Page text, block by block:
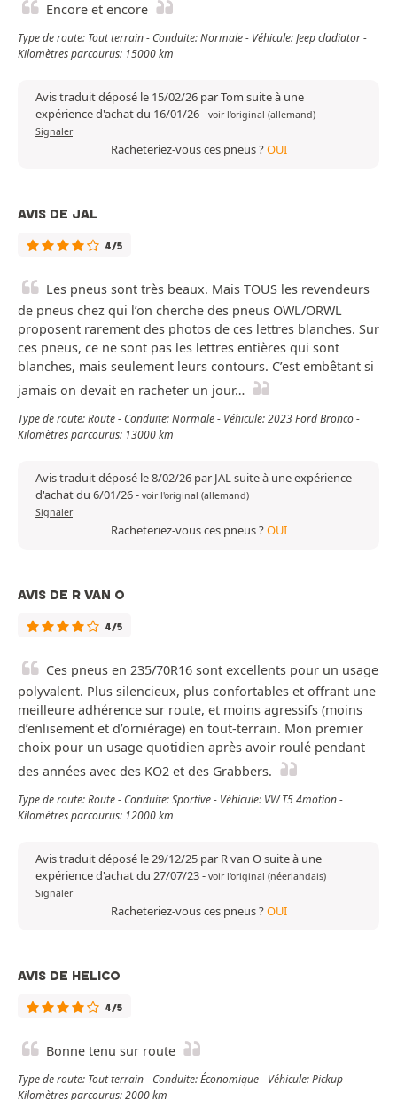
Encore et encore
Type de route: Tout terrain - Conduite: Normale - Véhicule: Jeep cladiator -
Kilomètres parcourus: 15000 km
Avis traduit déposé le 15/02/26 par Tom suite à une
expérience d'achat du 16/01/26- voir l'original (allemand)
Signaler
Racheteriez-vous ces pneus ?OUI
AVIS DE JAL
4/5
Les pneus sont très beaux. Mais TOUS les revendeurs
de pneus chez qui l’on cherche des pneus OWL/ORWL
proposent rarement des photos de ces lettres blanches. Sur
ces pneus, ce ne sont pas les lettres entières qui sont
blanches, mais seulement leurs contours. C’est embêtant si
jamais on devait en racheter un jour…
Type de route: Route - Conduite: Normale - Véhicule: 2023 Ford Bronco -
Kilomètres parcourus: 13000 km
Avis traduit déposé le 8/02/26 par JAL suite à une expérience
d'achat du 6/01/26- voir l'original (allemand)
Signaler
Racheteriez-vous ces pneus ?OUI
AVIS DE R VAN O
4/5
Ces pneus en 235/70R16 sont excellents pour un usage
polyvalent. Plus silencieux, plus confortables et offrant une
meilleure adhérence sur route, et moins agressifs (moins
d’enlisement et d’orniérage) en tout-terrain. Mon premier
choix pour un usage quotidien après avoir roulé pendant
des années avec des KO2 et des Grabbers.
Type de route: Route - Conduite: Sportive - Véhicule: VW T5 4motion -
Kilomètres parcourus: 12000 km
Avis traduit déposé le 29/12/25 par R van O suite à une
expérience d'achat du 27/07/23- voir l'original (néerlandais)
Signaler
Racheteriez-vous ces pneus ?OUI
AVIS DE HELICO
4/5
Bonne tenu sur route
Type de route: Tout terrain - Conduite: Économique - Véhicule: Pickup -
Kilomètres parcourus: 2000 km